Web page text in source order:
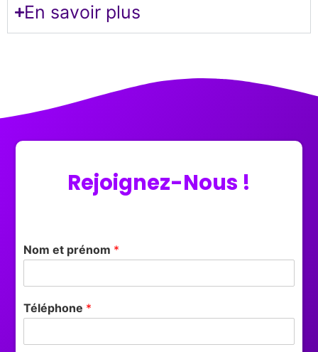
En savoir plus
Rejoignez-Nous !
Nom et prénom *
Téléphone *